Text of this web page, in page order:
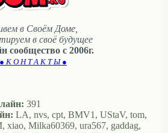
в Своём Доме,
в своё будущее
сообщество с 2006г.
● К О Н Т А К Т Ы ●
391
LA, nvs, cpt, BMV1, UStaV, tom,
Milka60369, ura567, gaddag,